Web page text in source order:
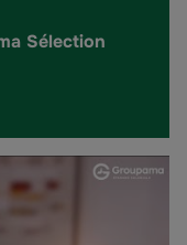
Sélection